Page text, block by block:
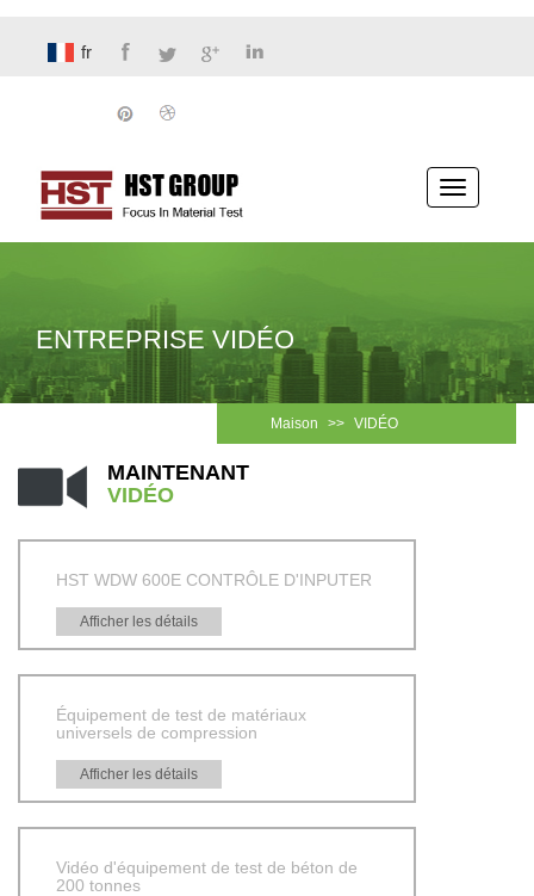
fr
Basculer
la
ENTREPRISE VIDÉO
Maison >> VIDÉO
MAINTENANT
VIDÉO
HST WDW 600E CONTRÔLE D'INPUTER
Afficher les détails
Équipement de test de matériaux
universels de compression
Afficher les détails
Vidéo d'équipement de test de béton de
200 tonnes